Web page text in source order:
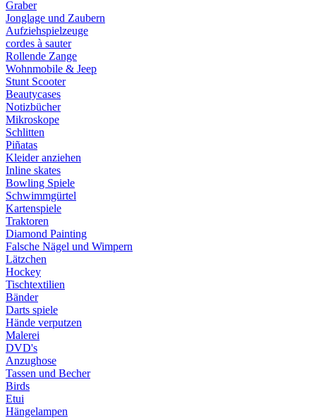
Graber
Jonglage und Zaubern
Aufziehspielzeuge
cordes à sauter
Rollende Zange
Wohnmobile & Jeep
Stunt Scooter
Beautycases
Notizbücher
Mikroskope
Schlitten
Piñatas
Kleider anziehen
Inline skates
Bowling Spiele
Schwimmgürtel
Kartenspiele
Traktoren
Diamond Painting
Falsche Nägel und Wimpern
Lätzchen
Hockey
Tischtextilien
Bänder
Darts spiele
Hände verputzen
Malerei
DVD's
Anzughose
Tassen und Becher
Birds
Etui
Hängelampen